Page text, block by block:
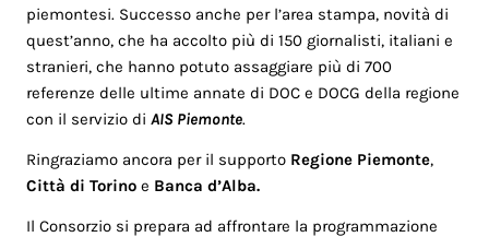
piemontesi. Successo anche per l’area stampa, novità di
quest’anno, che ha accolto più di 150 giornalisti, italiani e
stranieri, che hanno potuto assaggiare più di 700
referenze delle ultime annate di DOC e DOCG della regione
con il servizio diAIS Piemonte.
Ringraziamo ancora per il supporto Regione Piemonte,
Città di Torino e Banca d’Alba.
Il Consorzio si prepara ad affrontare la programmazione